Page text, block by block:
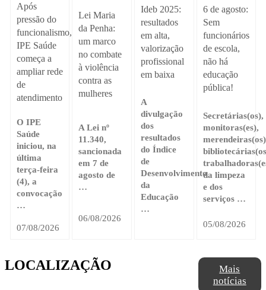
Após
pressão do
funcionalismo,
IPE Saúde
começa a
ampliar rede
de
atendimento
O IPE
Saúde
iniciou, na
última
terça-feira
(4), a
convocação
…
07/08/2026
Lei Maria
da Penha:
um marco
no combate
à violência
contra as
mulheres
A Lei nº
11.340,
sancionada
em 7 de
agosto de
…
06/08/2026
Ideb 2025:
resultados
em alta,
valorização
profissional
em baixa
A
divulgação
dos
resultados
do Índice
de
Desenvolvimento
da
Educação
…
6 de agosto:
Sem
funcionários
de escola,
não há
educação
pública!
Secretárias(os),
monitoras(es),
da limpeza
e dos
serviços …
05/08/2026
Mais
notícias
LOCALIZAÇÃO